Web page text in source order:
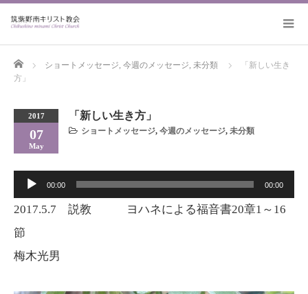
Home ショートメッセージ, 今週のメッセージ, 未分類
「新しい生き
方」
2017
07
May
「新しい生き方」
ショートメッセージ, 今週のメッセージ, 未分類
プ
レ
ー
ヤ
00:00 00:00
2017.5.7 説教 ヨハネによる福音書20章1～16
節
梅木光男